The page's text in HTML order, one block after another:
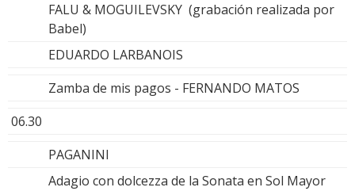
FALU & MOGUILEVSKY (grabación realizada por
Babel)
EDUARDO LARBANOIS
Zamba de mis pagos - FERNANDO MATOS
06.30
PAGANINI
Adagio con dolcezza de la Sonata en Sol Mayor